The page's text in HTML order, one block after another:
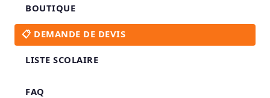
BOUTIQUE
📋 DEMANDE DE DEVIS
LISTE SCOLAIRE
FAQ